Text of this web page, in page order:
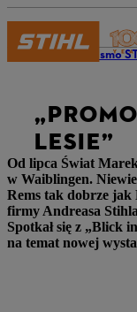
Czasopismo
LESIE”
Od lipca Świat
w Waiblingen.
Rems tak dobrze jak
firmy Andreasa
Spotkał się z „Blick
na temat nowej